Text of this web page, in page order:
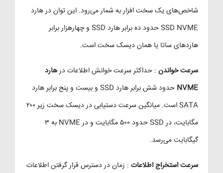
شاخص‌های یک سخت افزار به شمار می‌رود. این توان در هارد
SSD NVME حدود ده برابر هارد SSD و چهارهزار برابر
هاردهای ساتا یا همان دیسک سخت است.
سرعت خواندن : حداکثر سرعت خوانش اطلاعات درهارد
NVME
حدود شش برابر هارد SSD و بیست و پنج برابر هارد
SATA است. میانگین سرعت دستیابی در دیسک سخت زیر ۲۰۰
مگابایت، در SSD حدود ۵۰۰ مگابایت و در NVME به ۳
گیگابایت می‌رسد.
سرعت استخراج اطلاعات : زمان در دسترس قرار گرفتن اطلاعات